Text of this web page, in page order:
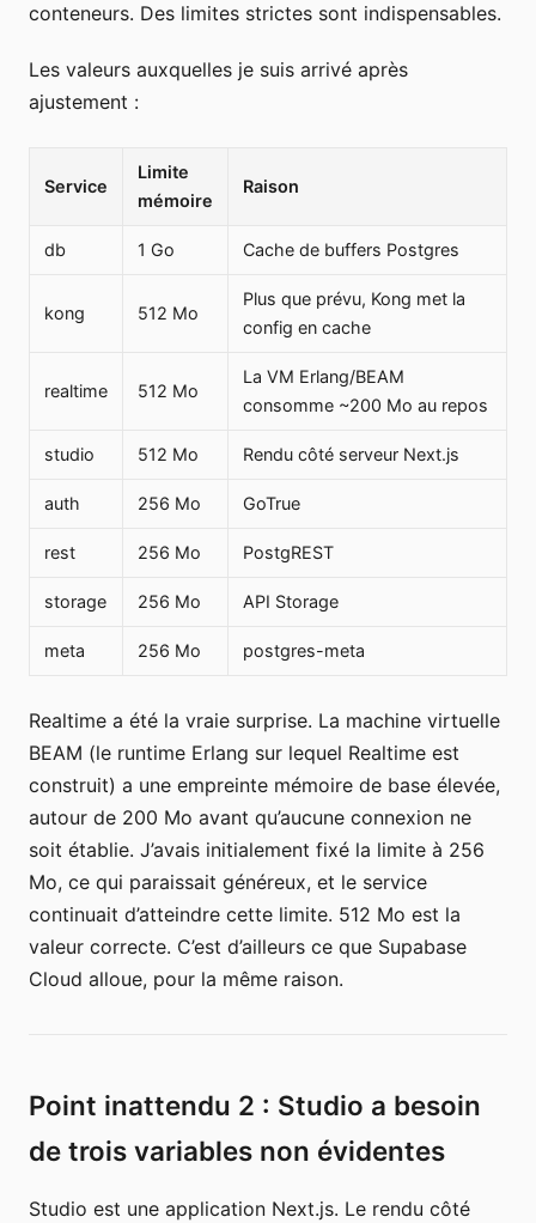
conteneurs. Des limites strictes sont indispensables.
Les valeurs auxquelles je suis arrivé après
ajustement :
Service
Limite
mémoire
Raison
db 1 Go Cache de buffers Postgres
kong 512 Mo
Plus que prévu, Kong met la
config en cache
realtime 512 Mo
La VM Erlang/BEAM
consomme ~200 Mo au repos
studio 512 Mo Rendu côté serveur Next.js
auth 256 Mo GoTrue
rest 256 Mo PostgREST
storage 256 Mo API Storage
meta 256 Mo postgres-meta
Realtime a été la vraie surprise. La machine virtuelle
BEAM (le runtime Erlang sur lequel Realtime est
construit) a une empreinte mémoire de base élevée,
autour de 200 Mo avant qu’aucune connexion ne
soit établie. J’avais initialement fixé la limite à 256
Mo, ce qui paraissait généreux, et le service
continuait d’atteindre cette limite. 512 Mo est la
valeur correcte. C’est d’ailleurs ce que Supabase
Cloud alloue, pour la même raison.
Point inattendu 2 : Studio a besoin
de trois variables non évidentes
Studio est une application Next.js. Le rendu côté